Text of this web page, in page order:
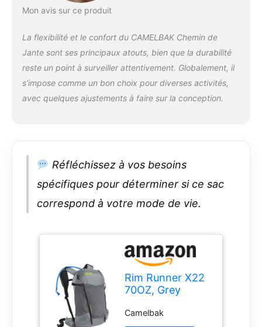
Mon avis sur ce produit
La flexibilité et le confort du CAMELBAK Chemin de
Jante sont ses principaux atouts, bien que la durabilité
reste un point à surveiller attentivement. Globalement, il
s’impose comme un bon choix pour diverses activités,
avec quelques ajustements à faire sur la conception.
Réfléchissez à vos besoins
spécifiques pour déterminer si ce sac
correspond à votre mode de vie.
Rim Runner X22
70OZ, Grey
Punch 2022
Camelbak